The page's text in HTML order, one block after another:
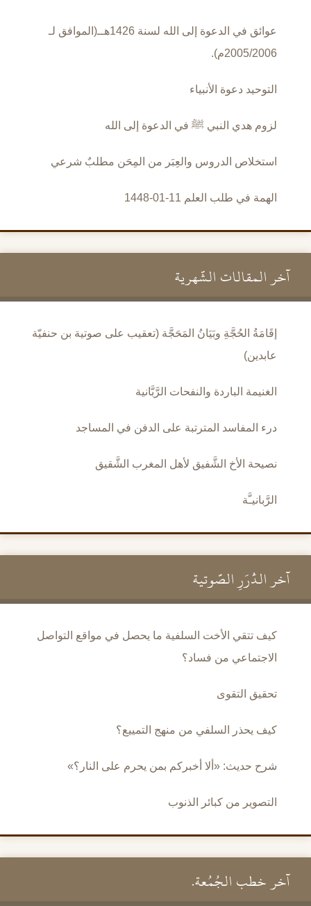
عوائق في الدعوة إلى الله لسنة 1426هــ(الموافق لـ
2005/2006م).
التوحيد دعوة الأنبياء
لزوم هدي النبي ﷺ في الدعوة إلى الله
استخلاص الدروس والعِبَر من المِحَن مطلبٌ شرعي
الهمة في طلب العلم 11-01-1448
آخر المقالات الشَّهرية
إقَامَةُ الحُجَّةِ وبَيَانُ المَحَجَّة (تعقيب على صوتية بن حنفيّة
عابدين)
الغنيمة الباردة والنفحات الرَّبَّانية
درء المفاسد المترتبة على الدفن في المساجد
نصيحة الأخ الشَّفيق لأهل المغرب الشَّقيق
الرَّبانيـَّة
آخر الدُّرَرِ الصَّوتية
كيف تتقي الأخت السلفية ما يحصل في مواقع التواصل
الاجتماعي من فساد؟
تحقيق التقوى
كيف يحذر السلفي من منهج التمييع؟
شرح حديث: «ألا أخبركم بمن يحرم على النار؟»
التصوير من كبائر الذنوب
آخر خطب الجُمُعة.